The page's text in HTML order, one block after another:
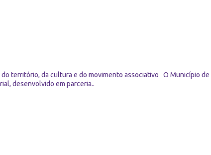
território, da cultura e do movimento associativo O Município de
desenvolvido em parceria..